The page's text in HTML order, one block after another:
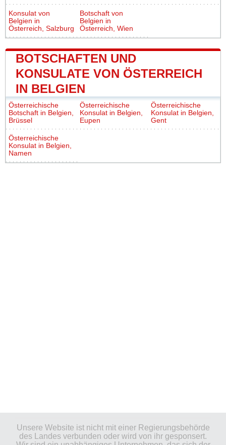
Konsulat von
Belgien in
Österreich, Salzburg
Botschaft von
Belgien in
Österreich, Wien
BOTSCHAFTEN UND
KONSULATE VON ÖSTERREICH
IN BELGIEN
Österreichische
Botschaft in Belgien,
Brüssel
Österreichische
Konsulat in Belgien,
Eupen
Österreichische
Konsulat in Belgien,
Gent
Österreichische
Konsulat in Belgien,
Namen
Unsere Website ist nicht mit einer Regierungsbehörde
des Landes verbunden oder wird von ihr gesponsert.